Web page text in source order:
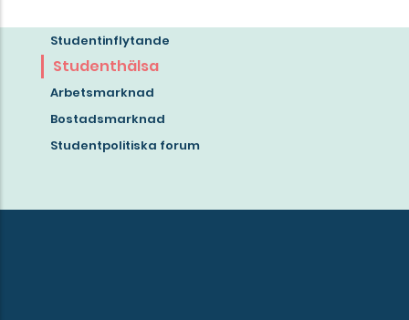
Read
more
about
of
Studentinflytande
Studenthälsa
Arbetsmarknad
Bostadsmarknad
Studentpolitiska forum